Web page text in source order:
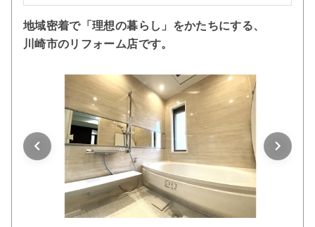
地域密着で「理想の暮らし」をかたちにする、
川崎市のリフォーム店です。